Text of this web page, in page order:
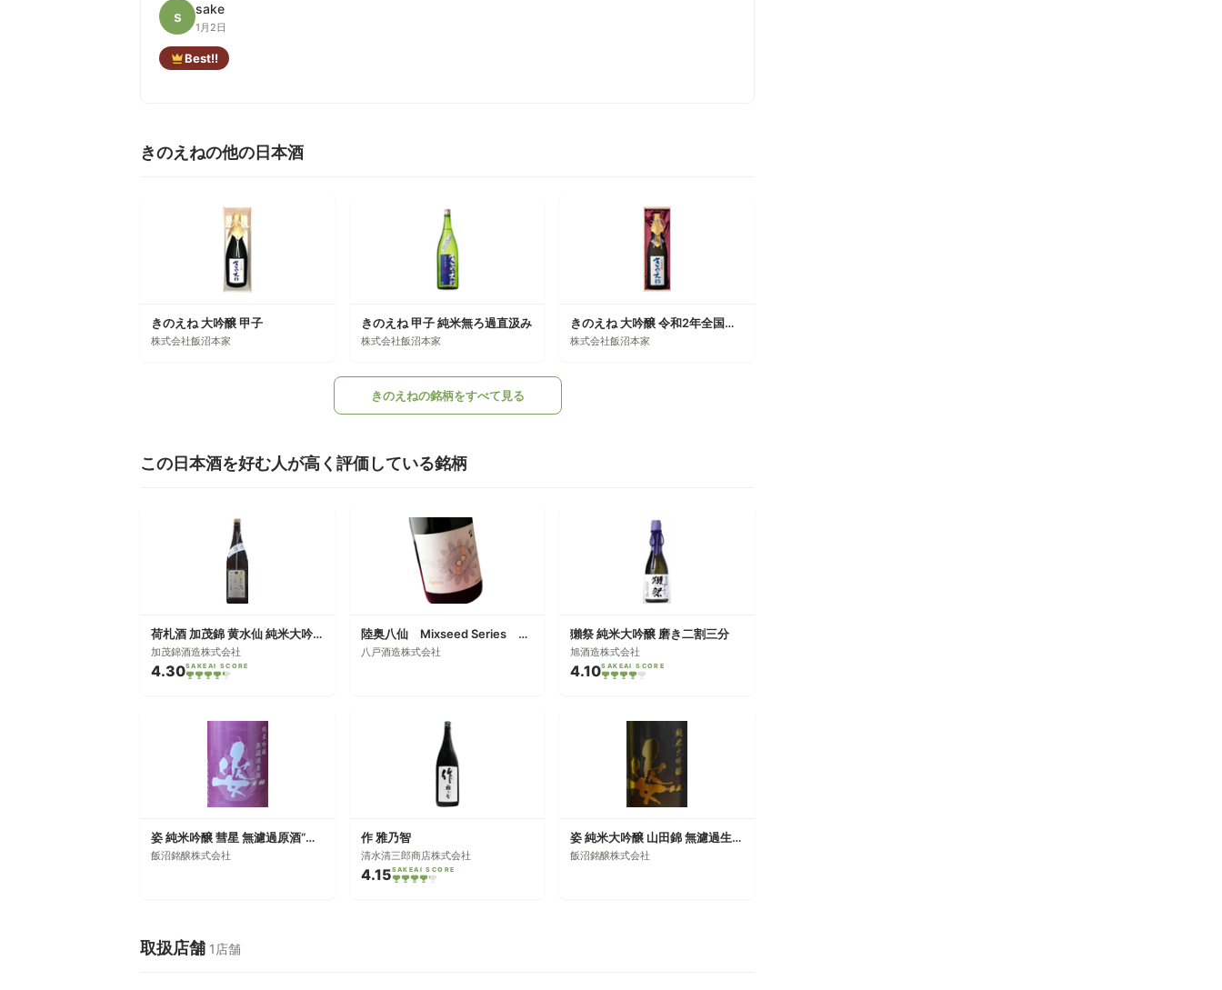
s sake
1月2日
Best!!
きのえねの他の日本酒
きのえね 大吟醸 甲子
株式会社飯沼本家
きのえね 甲子 純米無ろ過直汲み
株式会社飯沼本家
きのえね 大吟醸 令和2年全国新酒鑑評会入賞酒 甲子
株式会社飯沼本家
きのえねの銘柄をすべて見る
この日本酒を好む人が高く評価している銘柄
荷札酒 加茂錦 黄水仙 純米大吟醸 生
加茂錦酒造株式会社
4.30SAKEAI SCORE
陸奥八仙 Mixseed Series Apero
八戸酒造株式会社
獺祭 純米大吟醸 磨き二割三分
旭酒造株式会社
4.10SAKEAI SCORE
姿 純米吟醸 彗星 無濾過原酒“生熟瓶火入れ”
飯沼銘醸株式会社
作 雅乃智
清水清三郎商店株式会社
4.15SAKEAI SCORE
姿 純米大吟醸 山田錦 無濾過生原酒
飯沼銘醸株式会社
取扱店舗 1店舗